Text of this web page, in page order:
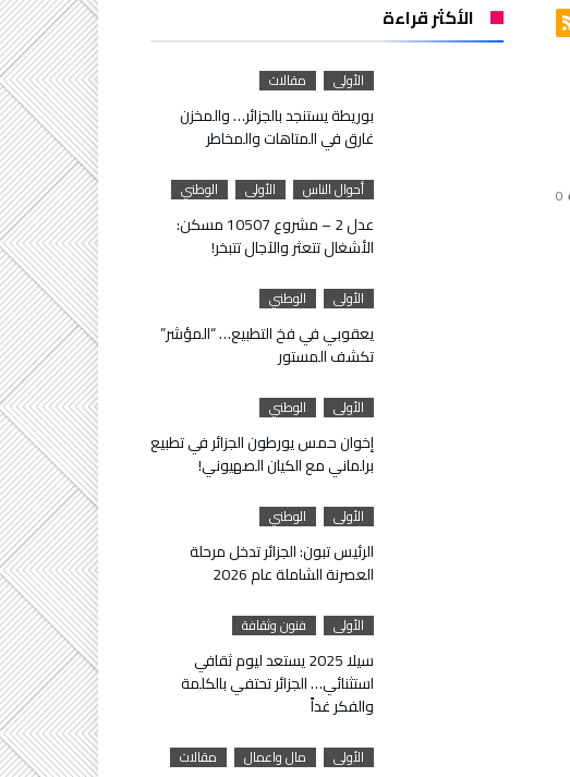
0
الأكثر قراءة
الأولى مقالات
بوريطة يستنجد بالجزائر… والمخزن
غارق في المتاهات والمخاطر
أحوال الناس الأولى الوطني
عدل 2 – مشروع 10507 مسكن:
الأشغال تتعثر والآجال تتبخر!
الأولى الوطني
يعقوبي في فخ التطبيع… “المؤشر”
تكشف المستور
الأولى الوطني
إخوان حمس يورطون الجزائر في تطبيع
برلماني مع الكيان الصهيوني!
الأولى الوطني
الرئيس تبون: الجزائر تدخل مرحلة
العصرنة الشاملة عام 2026
الأولى فنون وثقافة
سيلا 2025 يستعد ليوم ثقافي
استثنائي… الجزائر تحتفي بالكلمة
والفكر غداً
الأولى مال واعمال مقالات